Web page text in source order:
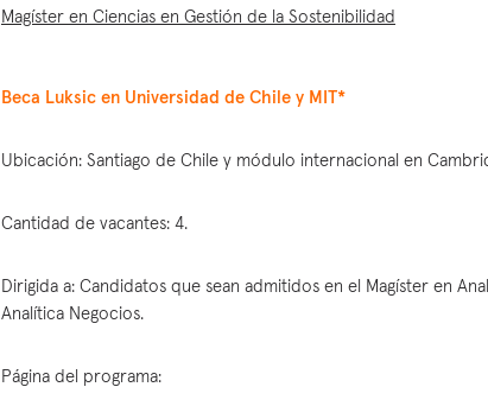
Magíster en Ciencias en Gestión de la Sostenibilidad
Beca Luksic en Universidad de Chile y MIT*
Ubicación: Santiago de Chile y módulo internacional en
Cantidad de vacantes: 4.
Dirigida a: Candidatos que sean admitidos en el Magíster en
Analítica Negocios.
Página del programa: